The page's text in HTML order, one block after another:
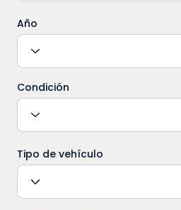
Año
Condición
Tipo de vehículo